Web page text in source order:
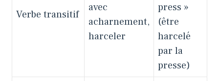
Verbe transitif
avec
acharnement,
harceler
press »
(être
harcelé
par la
presse)